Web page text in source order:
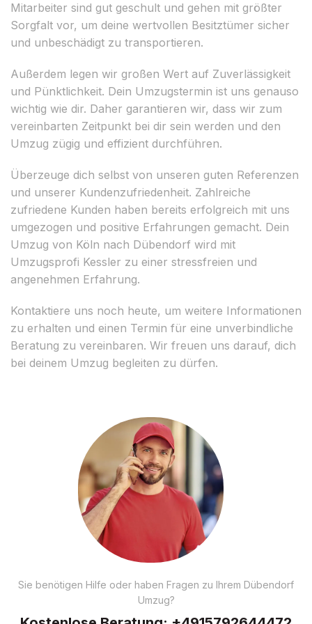
Mitarbeiter sind gut geschult und gehen mit größter
Sorgfalt vor, um deine wertvollen Besitztümer sicher
und unbeschädigt zu transportieren.
Außerdem legen wir großen Wert auf Zuverlässigkeit
und Pünktlichkeit. Dein Umzugstermin ist uns genauso
wichtig wie dir. Daher garantieren wir, dass wir zum
vereinbarten Zeitpunkt bei dir sein werden und den
Umzug zügig und effizient durchführen.
Überzeuge dich selbst von unseren guten Referenzen
und unserer Kundenzufriedenheit. Zahlreiche
zufriedene Kunden haben bereits erfolgreich mit uns
umgezogen und positive Erfahrungen gemacht. Dein
Umzug von Köln nach Dübendorf wird mit
Umzugsprofi Kessler zu einer stressfreien und
angenehmen Erfahrung.
Kontaktiere uns noch heute, um weitere Informationen
zu erhalten und einen Termin für eine unverbindliche
Beratung zu vereinbaren. Wir freuen uns darauf, dich
bei deinem Umzug begleiten zu dürfen.
Sie benötigen Hilfe oder haben Fragen zu Ihrem Dübendorf
Umzug?